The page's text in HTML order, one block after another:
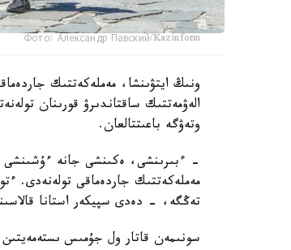
Фото: Александр Павский/Kazinform
ونىڭ ايتۋىنشا، مەملەكەتتىك
الەۋمەتتىك ساقتاندىرۋ قورىنان
وتەۋگە باعىتتالعان.
تەڭگە، - دەدى سپيكەر استانا
سونىمەن قاتار ول جۇمىس ىستەمەيتىن